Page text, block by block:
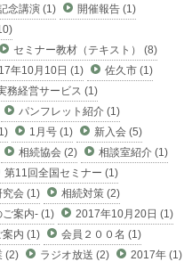
念講演 (1)
開催報告 (1)
セミナー教材（テキスト） (8)
年10月10日 (1)
佐久市 (1)
務経営サービス (1)
パンフレット紹介 (1)
1月号 (1)
新入会 (5)
相続協会 (2)
相談室紹介 (1)
第11回全国セミナー (1)
究会 (1)
相続対策 (2)
ご案内- (1)
2017年10月20日 (1)
案内 (1)
会員２００名 (1)
(2) ラジオ放送 (2)
2017年 (1)